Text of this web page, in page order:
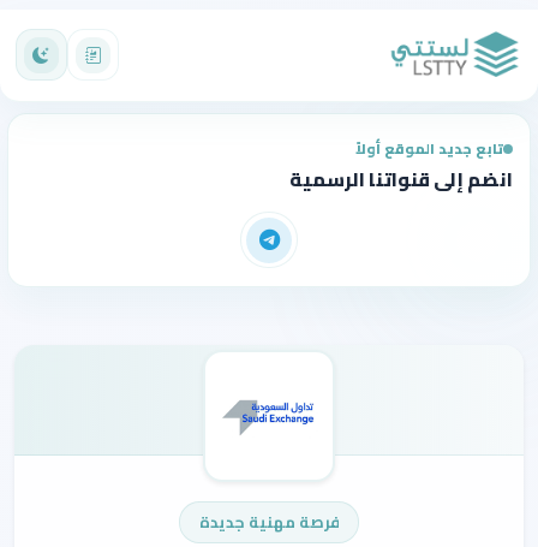
تابع جديد الموقع أولاً
انضم إلى قنواتنا الرسمية
فرصة مهنية جديدة